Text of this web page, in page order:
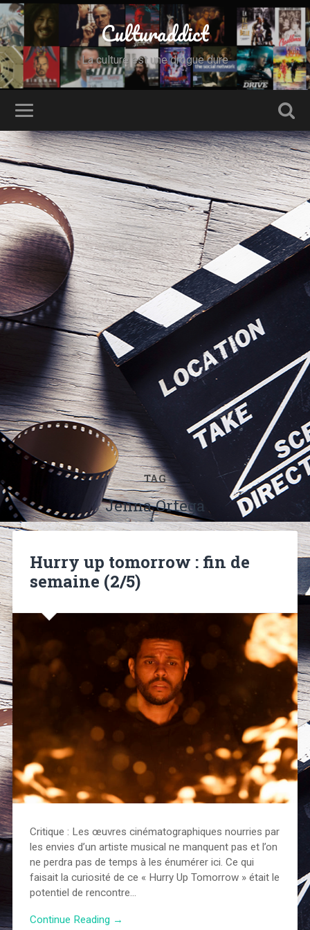
Culturaddict
La culture est une drogue dure
TAG
Jenna Ortega
Hurry up tomorrow : fin de
semaine (2/5)
Critique : Les œuvres cinématographiques nourries par
les envies d’un artiste musical ne manquent pas et l’on
ne perdra pas de temps à les énumérer ici. Ce qui
faisait la curiosité de ce « Hurry Up Tomorrow » était le
potentiel de rencontre…
Continue Reading →